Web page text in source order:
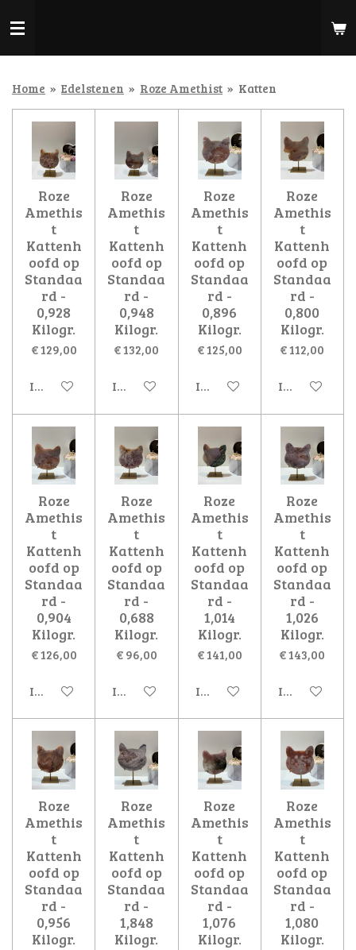
direct
hoofdinhoud
Home » Edelstenen » Roze Amethist » Katten
Roze
Amethis
t
Kattenh
oofd op
Standaa
rd -
0,928
Kilogr.
€ 129,00
In winkelwagen
Roze
Amethis
t
Kattenh
oofd op
Standaa
rd -
0,948
Kilogr.
€ 132,00
In winkelwagen
Roze
Amethis
t
Kattenh
oofd op
Standaa
rd -
0,896
Kilogr.
€ 125,00
In winkelwagen
Roze
Amethis
t
Kattenh
oofd op
Standaa
rd -
0,800
Kilogr.
€ 112,00
In
Roze
Amethis
t
Kattenh
oofd op
Standaa
rd -
0,904
Kilogr.
€ 126,00
In winkelwagen
Roze
Amethis
t
Kattenh
oofd op
Standaa
rd -
0,688
Kilogr.
€ 96,00
In winkelwagen
Roze
Amethis
t
Kattenh
oofd op
Standaa
rd -
1,014
Kilogr.
€ 141,00
In winkelwagen
Roze
Amethis
t
Kattenh
oofd op
Standaa
rd -
1,026
Kilogr.
€ 143,00
In
Roze
Amethis
t
Kattenh
oofd op
Standaa
rd -
0,956
Kilogr.
Roze
Amethis
t
Kattenh
oofd op
Standaa
rd -
1,848
Kilogr.
Roze
Amethis
t
Kattenh
oofd op
Standaa
rd -
1,076
Kilogr.
Roze
Amethis
t
Kattenh
oofd op
Standaa
rd -
1,080
Kilogr.